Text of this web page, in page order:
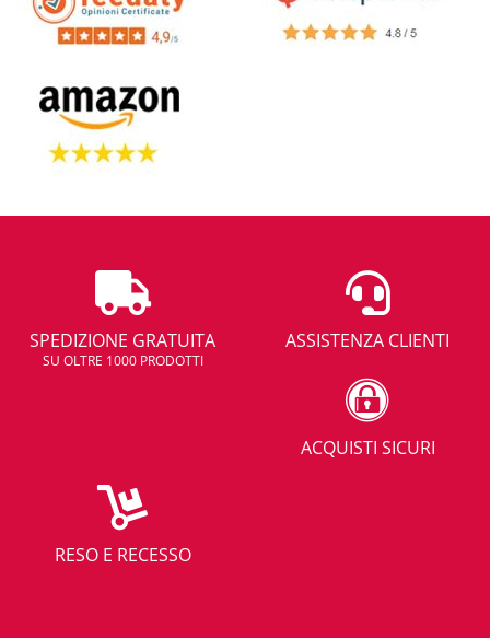
SPEDIZIONE GRATUITA
SU OLTRE 1000 PRODOTTI
ASSISTENZA CLIENTI
ACQUISTI SICURI
RESO E RECESSO